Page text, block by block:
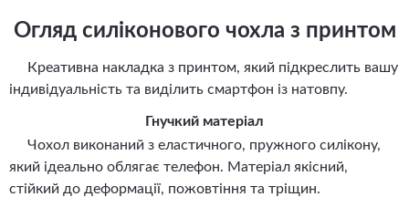
Огляд силіконового чохла з принтом
Креативна накладка з принтом, який підкреслить вашу
індивідуальність та виділить смартфон із натовпу.
Гнучкий матеріал
Чохол виконаний з еластичного, пружного силікону,
який ідеально облягає телефон. Матеріал якісний,
стійкий до деформації, пожовтіння та тріщин.